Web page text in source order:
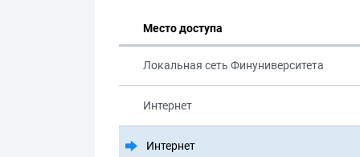
Место доступа
Локальная сеть Финуниверситета
Интернет
Интернет